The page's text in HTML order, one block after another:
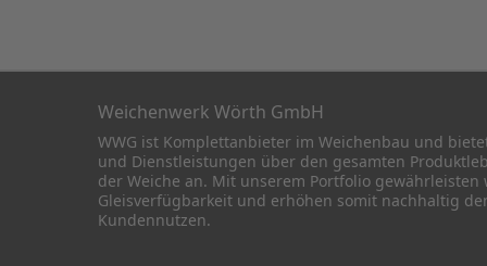
Weichenwerk Wörth GmbH
WWG ist Komplettanbieter im Weichenbau und
und Dienstleistungen über den gesamten
der Weiche an. Mit unserem Portfolio gewährleisten
Gleisverfügbarkeit und erhöhen somit nachhaltig
Kundennutzen.